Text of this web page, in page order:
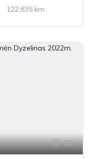
122,835 km
18